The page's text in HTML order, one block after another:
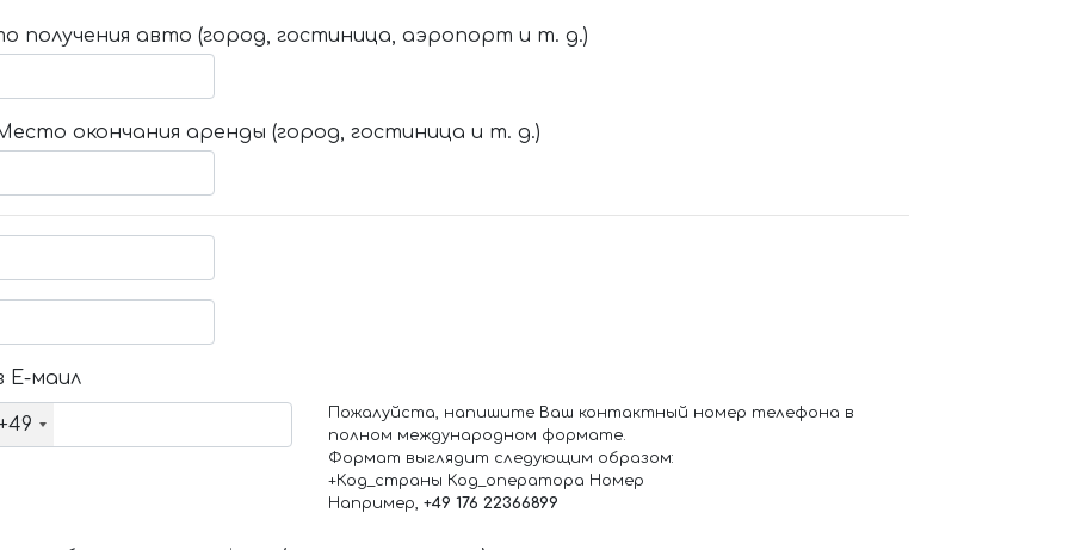
получения авто (город, гостиница, аэропорт и т. д.)
окончания аренды (город, гостиница и т. д.)
Е-маил
Пожалуйста, напишите Ваш контактный номер телефона в
полном международном формате.
Формат выглядит следующим образом:
+Код_страны Код_оператора Номер
Например, +49 176 22366899